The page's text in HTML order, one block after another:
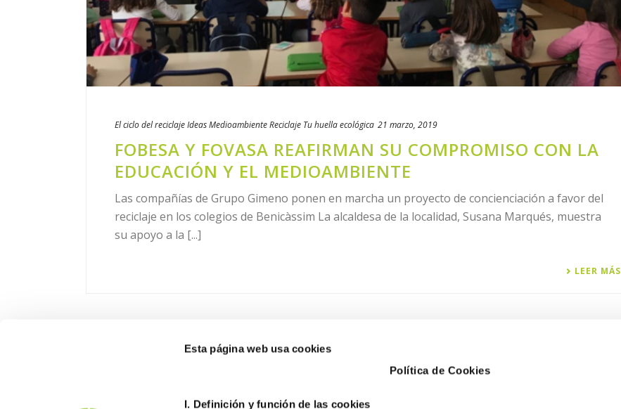
Esta página web usa cookies
Política de Cookies
I. Definición y función de las cookies
El ciclo del reciclajeIdeasMedioambienteReciclaje Tu huella ecológica 21 marzo, 2019
FOBESA Y FOVASA REAFIRMAN SU COMPROMISO CON LA
EDUCACIÓN Y EL MEDIOAMBIENTE
Las compañías de Grupo Gimeno ponen en marcha un proyecto de concienciación a favor del
reciclaje en los colegios de Benicàssim La alcaldesa de la localidad, Susana Marqués, muestra
su apoyo a la [...]
LEER MÁS